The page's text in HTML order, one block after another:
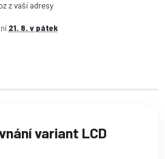
z vaší adresy
21. 8. v pátek
variant LCD